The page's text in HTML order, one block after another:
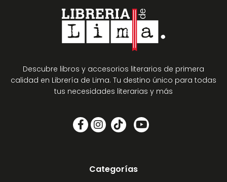
Descubre libros y accesorios literarios de primera
calidad en Librería de Lima. Tu destino único para todas
tus necesidades literarias y más
Categorías